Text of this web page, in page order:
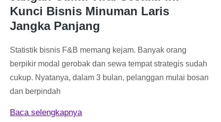
Kunci Bisnis Minuman Laris
Jangka Panjang
Statistik bisnis F&B memang kejam. Banyak orang
berpikir modal gerobak dan sewa tempat strategis sudah
cukup. Nyatanya, dalam 3 bulan, pelanggan mulai bosan
dan berpindah
Baca selengkapnya